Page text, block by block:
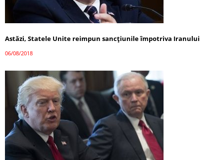
Astăzi, Statele Unite reimpun sancţiunile împotriva Iranului
06/08/2018